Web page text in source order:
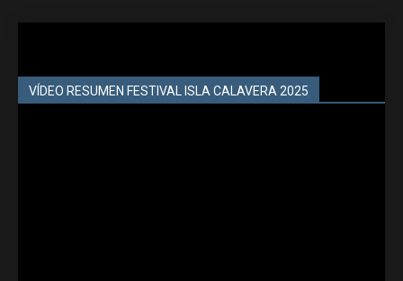
VÍDEO RESUMEN FESTIVAL ISLA CALAVERA 2025